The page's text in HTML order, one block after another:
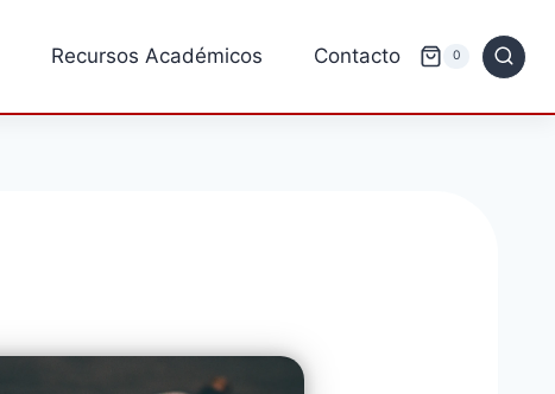
Recursos Académicos Contacto 0